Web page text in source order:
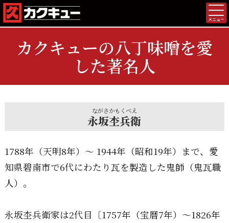
メニュー
カクキューの八丁味噌を愛
した著名人
ながさかもくべえ
永坂杢兵衛
1788年（天明8年）～ 1944年（昭和19年）まで、愛
知県碧南市で6代にわたり瓦を製造した鬼師（鬼瓦職
人）。
永坂杢兵衛家は2代目〔1757年（宝暦7年）～1826年